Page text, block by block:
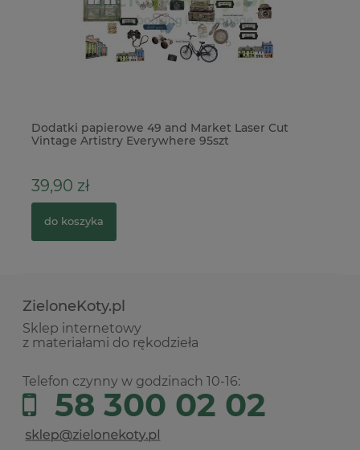
Dodatki papierowe 49 and Market Laser Cut
Vintage Artistry Everywhere 95szt
39,90 zł
do koszyka
ZieloneKoty.pl
Sklep internetowy
z materiałami do rękodzieła
Telefon czynny w godzinach 10-16:
58 300 02 02